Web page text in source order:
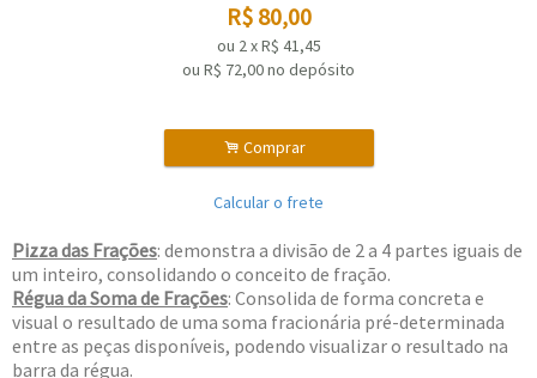
R$ 80,00
ou 2xR$ 41,45
ou R$ 72,00no depósito
. Comprar
Calcular o frete
Pizza das Frações: demonstra a divisão de 2 a 4 partes iguais de
um inteiro, consolidando o conceito de fração.
Régua da Soma de Frações: Consolida de forma concreta e
visual o resultado de uma soma fracionária pré-determinada
entre as peças disponíveis, podendo visualizar o resultado na
barra da régua.